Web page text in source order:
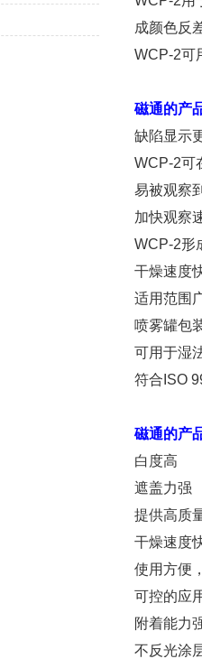
成颜色反
WCP-2可
磁通的产
缺陷显示
WCP-2可
易被观察
加快观察
WCP-2形
干燥速度
适用范围
喷雾罐包
可用于湿
符合ISO
磁通的产
白度高
遮盖力强
提供高质
干燥速度
使用方便
可控的应
附着能力
不反光涂